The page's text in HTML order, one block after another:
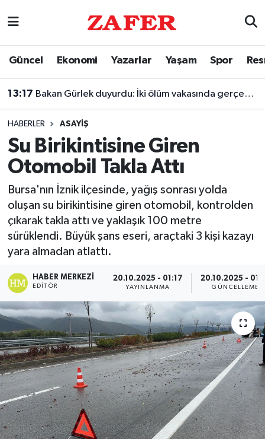
Güncel Ekonomi Yazarlar Yaşam Spor
13:17 Bakan Gürlek duyurdu: İki ölüm vakasında gerçek ortaya çıkarıldı
HABERLER ASAYIŞ
Su Birikintisine Giren
Otomobil Takla Attı
Bursa'nın İznik ilçesinde, yağış sonrası yolda
oluşan su birikintisine giren otomobil, kontrolden
çıkarak takla attı ve yaklaşık 100 metre
sürüklendi. Büyük şans eseri, araçtaki 3 kişi kazayı
yara almadan atlattı.
HABER MERKEZI
EDITÖR
20.10.2025 - 01:17
YAYINLANMA
20.10.2025 -
GÜNCELLEME
Nöbetçi Eczaneler
Trafik Durumu
Süper Lig Puan Durumu ve Fikstür
Tüm Manşetler
Son Dakika Haberleri
Haber Arşivi